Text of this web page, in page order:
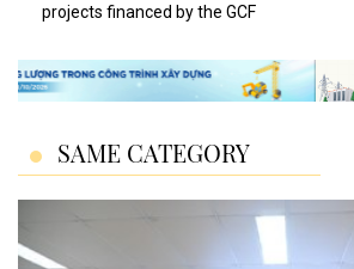
projects financed by the GCF
SAME CATEGORY